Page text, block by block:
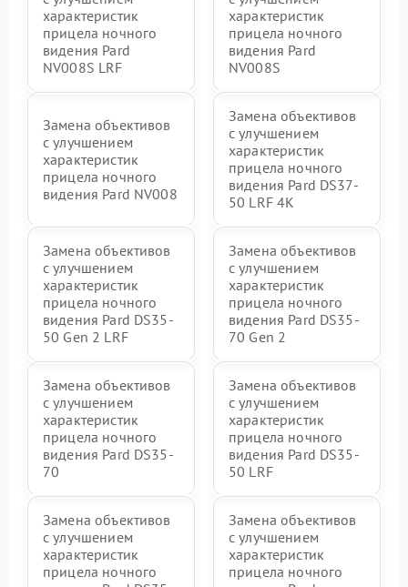
характеристик
прицела ночного
видения Pard
NV008S LRF
характеристик
прицела ночного
видения Pard
NV008S
Замена объективов
с улучшением
характеристик
прицела ночного
видения Pard NV008
Замена объективов
с улучшением
характеристик
прицела ночного
видения Pard DS37-
50 LRF 4K
Замена объективов
с улучшением
характеристик
прицела ночного
видения Pard DS35-
50 Gen 2 LRF
Замена объективов
с улучшением
характеристик
прицела ночного
видения Pard DS35-
70 Gen 2
Замена объективов
с улучшением
характеристик
прицела ночного
видения Pard DS35-
70
Замена объективов
с улучшением
характеристик
прицела ночного
видения Pard DS35-
50 LRF
Замена объективов
с улучшением
характеристик
прицела ночного
Замена объективов
с улучшением
характеристик
прицела ночного